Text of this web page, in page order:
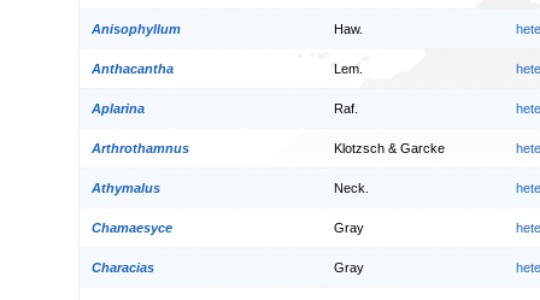
Anisophyllum Haw.
Anthacantha Lem.
Aplarina Raf.
Arthrothamnus Klotzsch & Garcke
Athymalus Neck.
Chamaesyce Gray
Characias Gray